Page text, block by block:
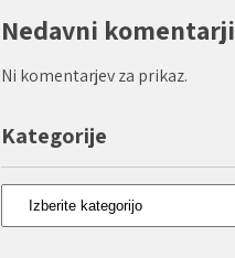
Nedavni komentarji
Ni komentarjev za prikaz.
Kategorije
Kategorije